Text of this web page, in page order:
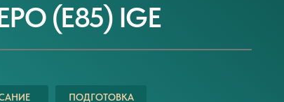
(E85) IGE
ПОДГОТОВКА